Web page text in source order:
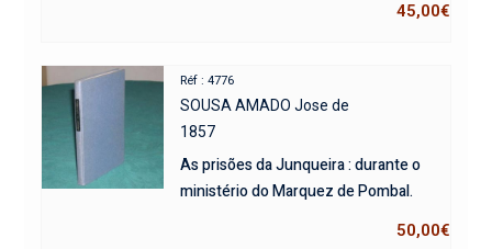
45,00€
Réf : 4776
SOUSA AMADO Jose de
1857
As prisões da Junqueira : durante o
ministério do Marquez de Pombal.
50,00€